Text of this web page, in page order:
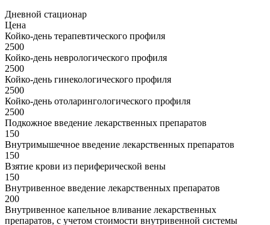
Дневной стационар
Цена
Койко-день терапевтического профиля
2500
Койко-день неврологического профиля
2500
Койко-день гинекологического профиля
2500
Койко-день отоларингологического профиля
2500
Подкожное введение лекарственных препаратов
150
Внутримышечное введение лекарственных препаратов
150
Взятие крови из периферической вены
150
Внутривенное введение лекарственных препаратов
200
Внутривенное капельное вливание лекарственных
препаратов, с учетом стоимости внутривенной системы